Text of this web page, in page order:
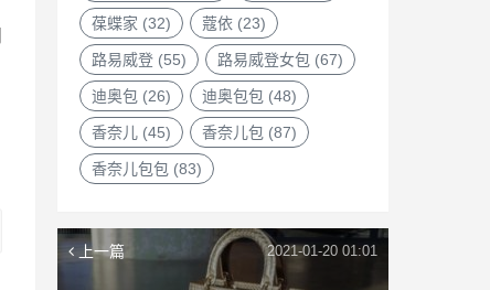
葆蝶家 (32) 蔻依 (23)
路易威登 (55) 路易威登女包 (67)
迪奥包 (26) 迪奥包包 (48)
香奈儿 (45) 香奈儿包 (87)
香奈儿包包 (83)
上一篇 2021-01-20 01:01